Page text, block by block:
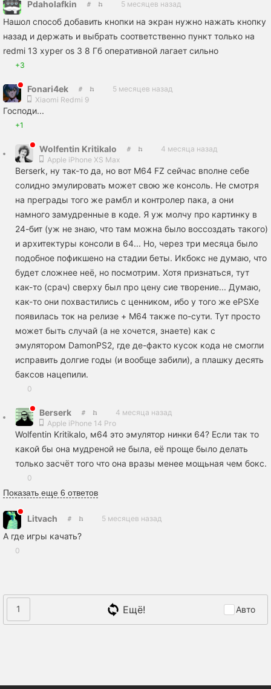
Pdaholafkin 5 месяцев назад
Нашол способ добавить кнопки на экран нужно нажать кнопку
назад и держать и выбрать соответственно пункт только на
redmi 13 xyper os 3 8 Гб оперативной лагает сильно
+3
Fonari4ek
5 месяцев назад
Xiaomi Redmi 9
Господи...
+1
Wolfеntin Kritikalo
4 месяца назад
Apple iPhone XS Max
Вerserk, ну так-то да, но вот M64 FZ сейчас вполне себе
солидно эмулировать может свою же консоль. Не смотря
на преграды того же рамбл и контролер пака, а они
намного замудренные в коде. Я уж молчу про картинку в
24-бит (уж не знаю, что там можна было воссоздать такого)
и архитектуры консоли в 64... Но, через три месяца было
подобное пофикшено на стадии беты. Икбокс не думаю, что
будет сложнее неё, но посмотрим. Хотя признаться, тут
как-то (срач) сверху был про цену сие творение... Думаю,
как-то они похвастились с ценником, ибо у того же ePSXe
появилась ток на релизе + M64 также по-сути. Тут просто
может быть случай (а не хочется, знаете) как с
эмулятором DamonPS2, где де-факто кусок кода не смогли
исправить долгие годы (и вообще забили), а плашку десять
баксов нацепили.
0
Вerserk
4 месяца назад
Apple iPhone 14 Pro
Wolfеntin Kritikalo, м64 это эмулятор нинки 64? Если так то
какой бы она мудреной не была, её проще было делать
только засчёт того что она вразы менее мощьная чем бокс.
0
Показать еще 6 ответов
Litvach 5 месяцев назад
А где игры качать?
0
1 Ещё! Авто